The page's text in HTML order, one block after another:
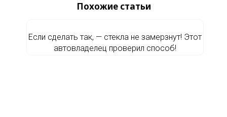
Похожие статьи
Если сделать так, — стекла не замерзнут! Этот
автовладелец проверил способ!